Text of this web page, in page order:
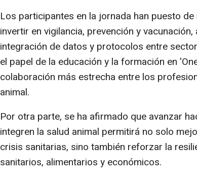
Los participantes en la jornada han puesto
invertir en vigilancia, prevención y
integración de datos y protocolos entre
el papel de la educación y la formación en
colaboración más estrecha entre los
animal.
Por otra parte, se ha afirmado que avanzar
integren la salud animal permitirá no solo
crisis sanitarias, sino también reforzar la
sanitarios, alimentarios y económicos.